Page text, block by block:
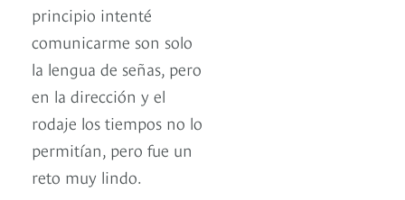
principio intenté
comunicarme son solo
la lengua de señas, pero
en la dirección y el
rodaje los tiempos no lo
permitían, pero fue un
reto muy lindo.